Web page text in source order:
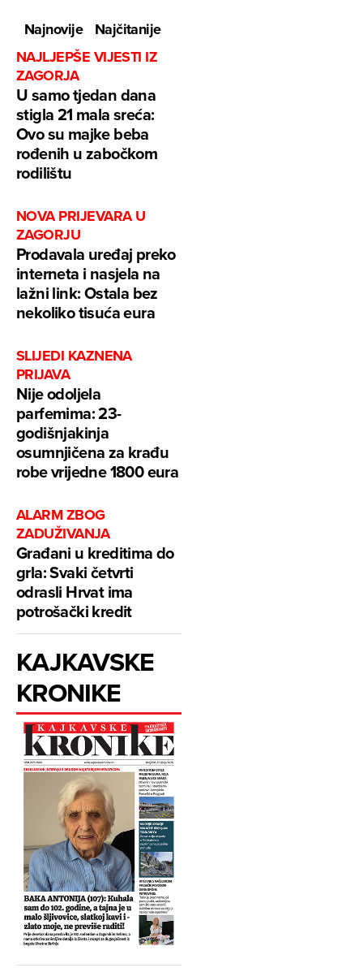
Najnovije
Najčitanije
NAJLJEPŠE VIJESTI IZ
ZAGORJA
U samo tjedan dana
stigla 21 mala sreća:
Ovo su majke beba
rođenih u zabočkom
rodilištu
NOVA PRIJEVARA U
ZAGORJU
Prodavala uređaj preko
interneta i nasjela na
lažni link: Ostala bez
nekoliko tisuća eura
SLIJEDI KAZNENA
PRIJAVA
Nije odoljela
parfemima: 23-
godišnjakinja
osumnjičena za krađu
robe vrijedne 1800 eura
ALARM ZBOG
ZADUŽIVANJA
Građani u kreditima do
grla: Svaki četvrti
odrasli Hrvat ima
potrošački kredit
KAJKAVSKE
KRONIKE